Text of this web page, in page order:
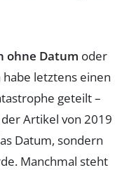
ohne Datum oder
letztens einen
geteilt –
Artikel von 2019
Datum, sondern
Manchmal steht